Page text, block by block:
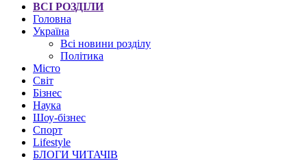
ВСІ РОЗДІЛИ
Головна
Україна
Всі новини розділу
Політика
Місто
Світ
Бізнес
Наука
Шоу-бізнес
Спорт
Lifestyle
БЛОГИ ЧИТАЧІВ